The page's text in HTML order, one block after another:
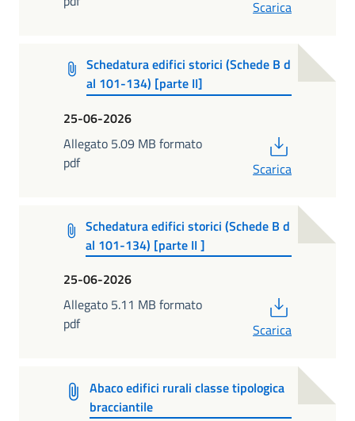
Scarica
Schedatura edifici storici (Schede B d
al 101-134) [parte II]
25-06-2026
Allegato 5.09 MB formato
pdf
Scarica
Schedatura edifici storici (Schede B d
al 101-134) [parte II ]
25-06-2026
Allegato 5.11 MB formato
pdf
Scarica
Abaco edifici rurali classe tipologica
bracciantile